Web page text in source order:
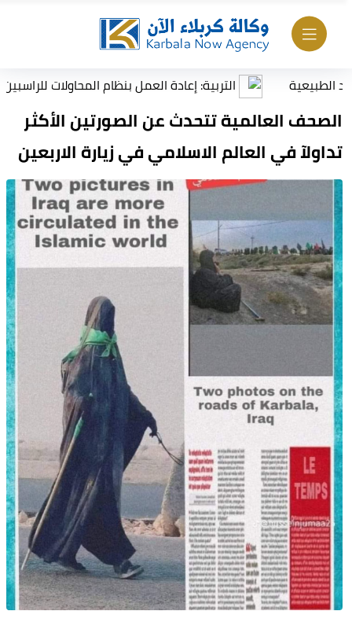
التربية: إعادة العمل بنظام المحاولات للراسبين
الصحف العالمية تتحدث عن الصورتين الأكثر
تداولآ في العالم الاسلامي في زيارة الاربعين